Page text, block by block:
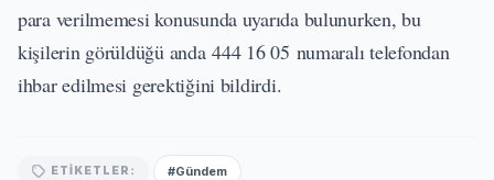
para verilmemesi konusunda uyarıda bulunurken, bu
kişilerin görüldüğü anda 444 16 05 numaralı telefondan
ihbar edilmesi gerektiğini bildirdi.
ETIKETLER: #Gündem